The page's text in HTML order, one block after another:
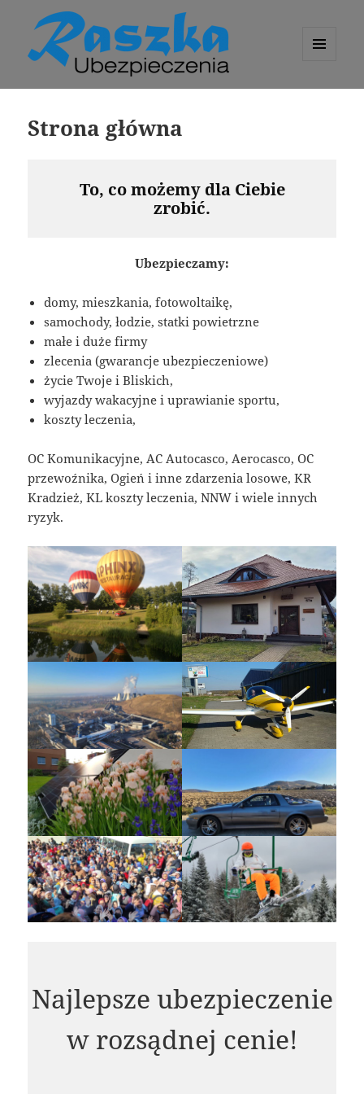
Strona główna
To, co możemy dla Ciebie
zrobić.
Ubezpieczamy:
domy, mieszkania, fotowoltaikę,
samochody, łodzie, statki powietrzne
małe i duże firmy
zlecenia (gwarancje ubezpieczeniowe)
życie Twoje i Bliskich,
wyjazdy wakacyjne i uprawianie sportu,
koszty leczenia,
OC Komunikacyjne, AC Autocasco, Aerocasco, OC
przewoźnika, Ogień i inne zdarzenia losowe, KR
Kradzież, KL koszty leczenia, NNW i wiele innych
ryzyk.
Najlepsze ubezpieczenie
w rozsądnej cenie!